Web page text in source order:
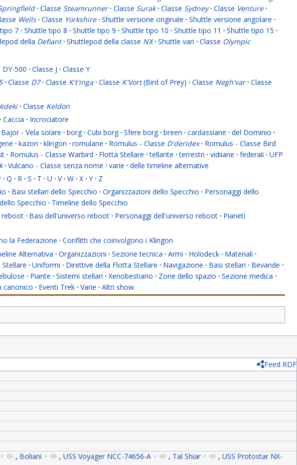
· Classe Steamrunner · Classe Surak · Classe Sydney · Classe Venture ·
Wells · Classe Yorkshire · Shuttle versione originale · Shuttle versione angolare ·
7 · Shuttle tipo 8 · Shuttle tipo 9 · Shuttle tipo 10 · Shuttle tipo 11 · Shuttle tipo 15 ·
della Defiant · Shuttlepod della classe NX · Shuttle vari · Classe Olympic
DY-500 · Classe J · Classe Y
· Classe D7 · Classe K't'inga · Classe K'Vort(Bird of Prey) · Classe Negh'var · Classe
· Classe Keldon
· Caccia · Incrociatore
Bajor - Vela solare · borg · Cubi borg · Sfere borg · breen · cardassiane · del Dominio ·
· kazon · klingon · romulane · Romulus - Classe D'deridex · Romulus - Classe Bird
· Romulus - Classe Warbird · Flotta Stellare · tellarite · terrestri · vidiiane · federali · UFP
· Vulcano - Classe senza nome · varie · delle timeline alternative
· Q · R · S · T · U · V · W · X · Y · Z
· Basi stellari dello Specchio · Organizzazioni dello Specchio · Personaggi dello
Specchio · Timeline dello Specchio
reboot · Basi dell'universo reboot · Personaggi dell'universo reboot · Pianeti
la Federazione · Conflitti che coinvolgono i Klingon
Alternativa · Organizzazioni · Sezione tecnica · Armi · Holodeck · Materiali ·
· Uniformi · Direttive della Flotta Stellare · Navigazione · Basi stellari · Bevande ·
· Piante · Sistemi stellari · Xenobestiario · Zone dello spazio · Sezione medica ·
canonico · Eventi Trek · Varie · Altri show
Feed RDF
+ , Boliani + , USS Voyager NCC-74656-A + , Tal Shiar + , USS Protostar NX-